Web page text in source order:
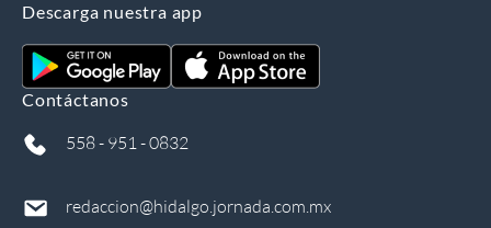
Descarga nuestra app
Contáctanos
558 - 951 - 0832
redaccion@hidalgo.jornada.com.mx